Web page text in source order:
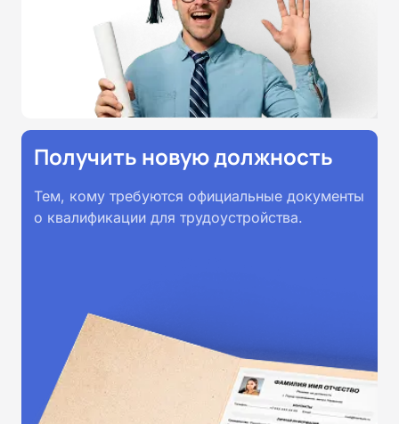
принимаются работодателями по
всей России.
Получить новую должность
Тем, кому требуются официальные документы
о квалификации для трудоустройства.